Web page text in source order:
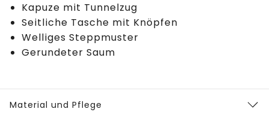
Kapuze mit Tunnelzug
Seitliche Tasche mit Knöpfen
Welliges Steppmuster
Gerundeter Saum
Material und Pflege